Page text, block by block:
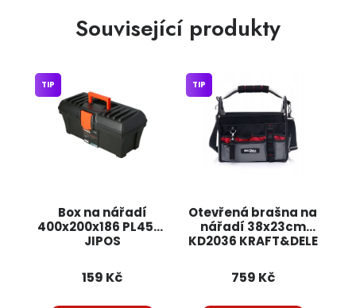
Související produkty
Box na nářadí
400x200x186 PL4572
JIPOS
TIP
159 Kč
Otevřená brašna na
nářadí 38x23cm
KD2036 KRAFT&DELE
TIP
759 Kč